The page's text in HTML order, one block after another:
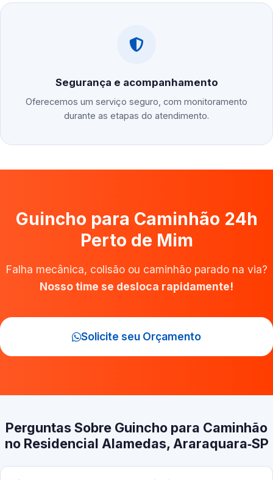
Segurança e acompanhamento
Oferecemos um serviço seguro, com monitoramento
durante as etapas do atendimento.
Guincho para Caminhão 24h
Perto de Mim
Falha mecânica, colisão ou caminhão parado na via?
Nosso time se desloca rapidamente!
Solicite seu Orçamento
Perguntas Sobre Guincho para Caminhão
no Residencial Alamedas, Araraquara‑SP